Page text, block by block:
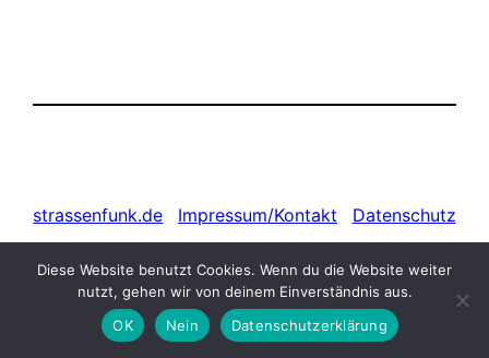
strassenfunk.de Impressum/Kontakt Datenschutz
Diese Website benutzt Cookies. Wenn du die Website weiter
nutzt, gehen wir von deinem Einverständnis aus.
OK
Nein Datenschutzerklärung